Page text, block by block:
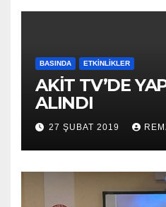
BASINDA ETKINLIKLER
AKİT TV’DE
ALINDI
27 ŞUBAT 2019